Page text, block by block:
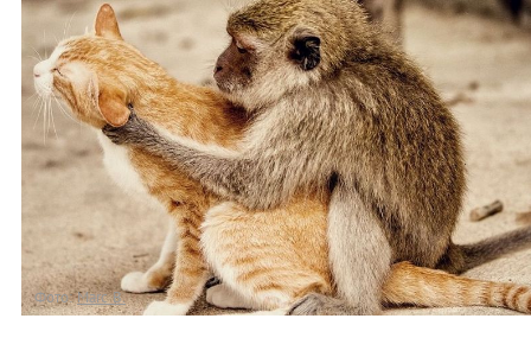
Фото:Marc B.